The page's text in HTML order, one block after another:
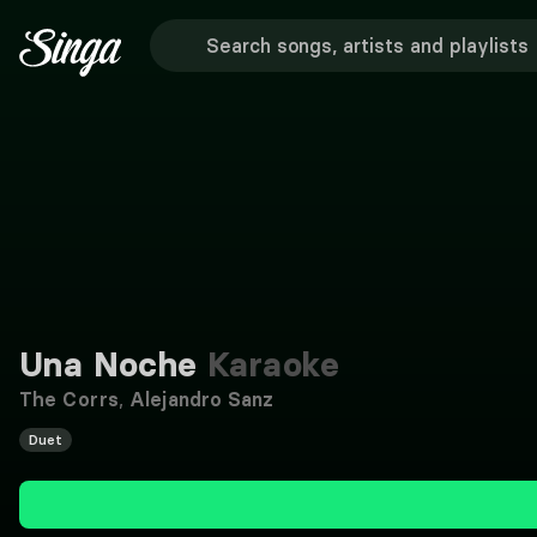
Una Noche Karaoke
The Corrs, Alejandro Sanz
Duet